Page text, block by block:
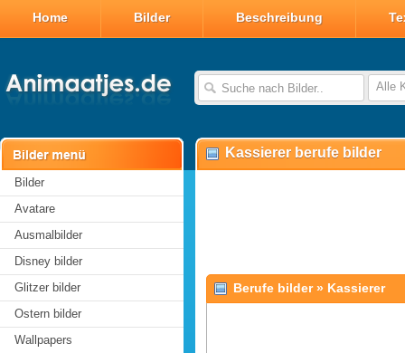
Home Bilder Beschreibung
Alle
Bilder
Avatare
Ausmalbilder
Disney bilder
Glitzer bilder
Ostern bilder
Wallpapers
Kassierer berufe bilder
Berufe bilder» Kassierer